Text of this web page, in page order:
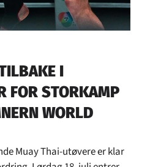
I
FOR STORKAMP
WORLD
Muay Thai-utøvere er klar